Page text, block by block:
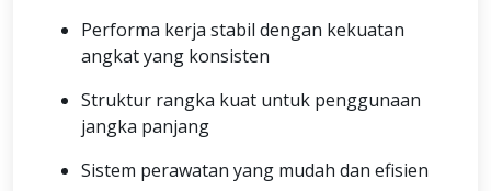
Performa kerja stabil dengan kekuatan
angkat yang konsisten
Struktur rangka kuat untuk penggunaan
jangka panjang
Sistem perawatan yang mudah dan efisien